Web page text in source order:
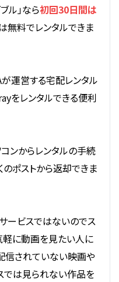
ル」なら初回30日間は
無料でレンタルできま
運営する宅配レンタル
をレンタルできる便利
ンからレンタルの手続
ポストから返却できま
ービスではないのでス
軽に動画を見たい人に
信されていない映画や
では見られない作品を